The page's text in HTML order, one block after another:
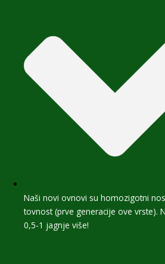
Naši novi ovnovi su homozigotni
tovnost (prve generacije ove vrste).
0,5-1 jagnje više!